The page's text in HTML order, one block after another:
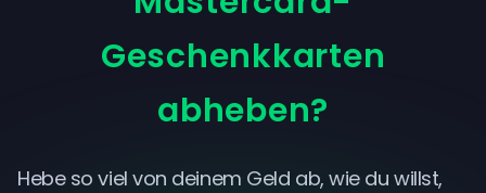
Geschenkkarten
abheben?
Hebe so viel von deinem Geld ab, wie du willst,